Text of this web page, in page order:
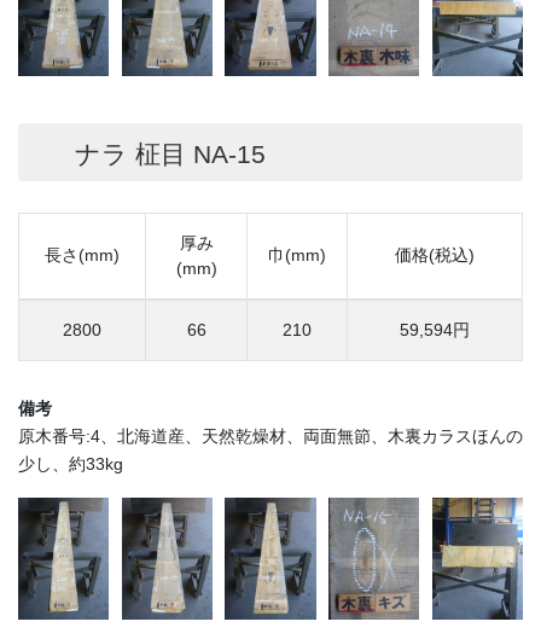
ナラ 柾目 NA-15
長さ(mm)
厚み
(mm)
巾(mm) 価格(税込)
2800 66 210 59,594円
備考
原木番号:4、北海道産、天然乾燥材、両面無節、木裏カラスほんの
少し、約33kg